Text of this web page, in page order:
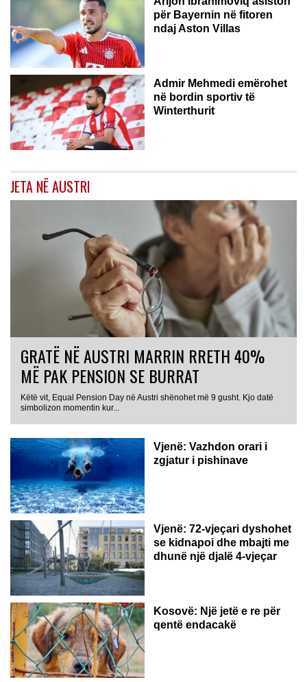
për Bayernin në fitoren
ndaj Aston Villas
ZVICËR
Admir Mehmedi emërohet
në bordin sportiv të
Winterthurit
JETA NË AUSTRI
GRATË NË AUSTRI MARRIN RRETH 40%
MË PAK PENSION SE BURRAT
Këtë vit, Equal Pension Day në Austri shënohet më 9 gusht. Kjo datë
simbolizon momentin kur...
Vjenë: Vazhdon orari i
zgjatur i pishinave
Vjenë: 72-vjeçari dyshohet
se kidnapoi dhe mbajti me
dhunë një djalë 4-vjeçar
Kosovë: Një jetë e re për
qentë endacakë